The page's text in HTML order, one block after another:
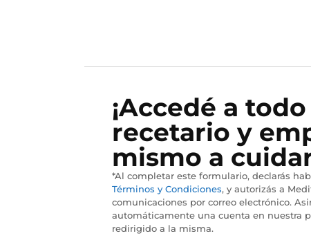
¡Accedé a
recetario y
mismo a
*Al completar este formulario, declarás
Términos y Condiciones, y autorizás a
comunicaciones por correo electrónico.
automáticamente una cuenta en nuestra
redirigido a la misma.